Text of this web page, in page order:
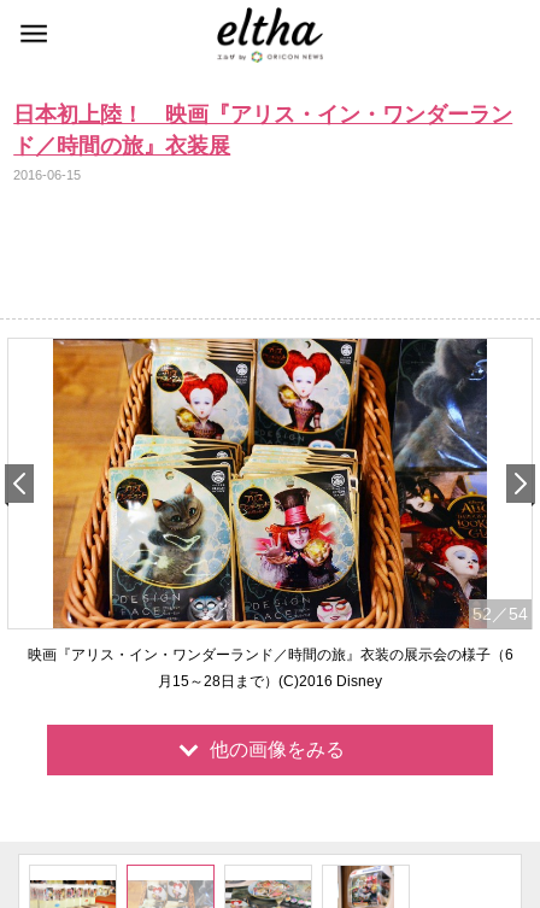
日本初上陸！ 映画『アリス・イン・ワンダーラン
ド／時間の旅』衣装展
2016-06-15
52 ／54
映画『アリス・イン・ワンダーランド／時間の旅』衣装の展示会の様子（6
月15～28日まで）(C)2016 Disney
他の画像をみる